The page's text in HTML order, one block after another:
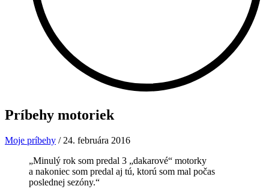
Príbehy motoriek
Moje príbehy / 24. februára 2016
„Minulý rok som predal 3 „dakarové“ motorky
a nakoniec som predal aj tú, ktorú som mal počas
poslednej sezóny.“